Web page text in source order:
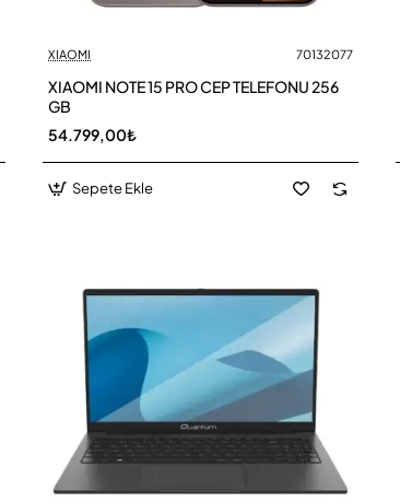
XIAOMI 70132077
XIAOMI NOTE 15 PRO CEP TELEFONU 256
GB
54.799,00₺
Sepete Ekle